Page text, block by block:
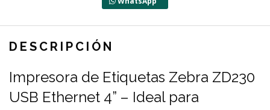
DESCRIPCIÓN
Impresora de Etiquetas Zebra ZD230
USB Ethernet 4” – Ideal para